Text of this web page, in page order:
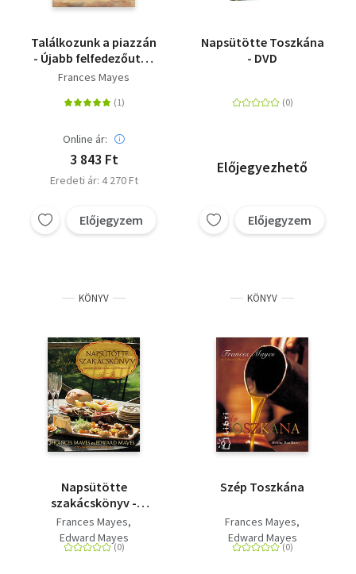
Találkozunk a piazzán
- Újabb felfedezőutak
Olaszországban
Frances Mayes
Online ár:
3 843 Ft
Eredeti ár: 4 270 Ft
Előjegyzem
Napsütötte Toszkána
- DVD
Előjegyezhető
Előjegyzem
KÖNYV
Napsütötte
szakácskönyv -
Receptek az olasz
konyhánkból
Frances Mayes
Edward Mayes
KÖNYV
Szép Toszkána
Frances Mayes
Edward Mayes